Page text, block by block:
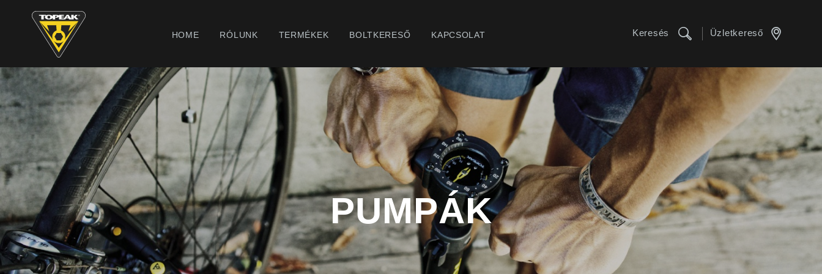
HOME RÓLUNK TERMÉKEK BOLTKERESŐ KAPCSOLAT Keresés Üzletkereső
PUMPÁK